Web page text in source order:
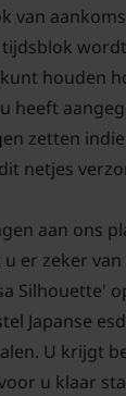
van
houden
heeft
zetten
netjes
aan ons
er zeker
Silhouette'
Japanse
U krijgt
u klaar